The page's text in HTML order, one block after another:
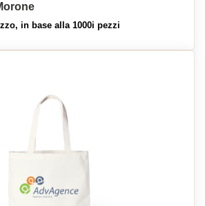
in base alla 1000i pezzi